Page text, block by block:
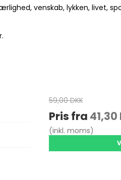
venskab, lykken, livet,
59,00 DKK
Pris fra 41,30
(inkl. moms)